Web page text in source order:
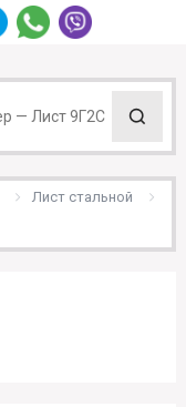
Лист стальной